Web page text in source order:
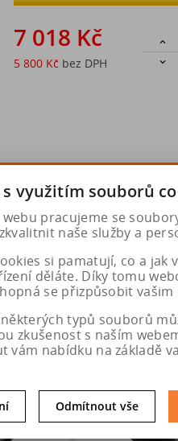
7 018 Kč
5 800 Kč bez DPH


s využitím souborů
webu pracujeme se
naše služby a
si pamatují, co a jak
děláte. Díky tomu
se přizpůsobit
typů souborů
zkušenost s naším
vám nabídku na základě
Odmítnout vše